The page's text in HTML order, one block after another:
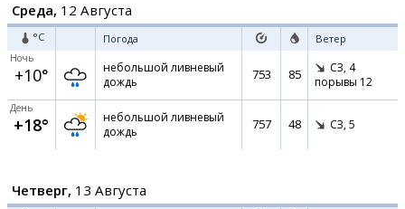
Среда, 12 Августа
°C Погода Ветер
Ночь
+10°
небольшой ливневый
дождь
753 85 СЗ, 4
порывы 12
День
+18°
небольшой ливневый
дождь
757 48 СЗ, 5
Четверг, 13 Августа